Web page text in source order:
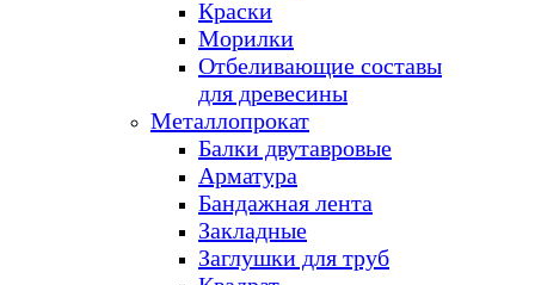
Краски
Морилки
Отбеливающие составы
для древесины
Металлопрокат
Балки двутавровые
Арматура
Бандажная лента
Закладные
Заглушки для труб